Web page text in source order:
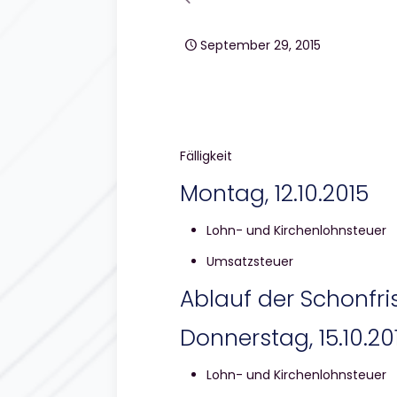
September 29, 2015
Fälligkeit
Montag, 12.10.2015
Lohn- und Kirchenlohnsteuer
Umsatzsteuer
Ablauf der
Donnerstag,
Lohn- und Kirchenlohnsteuer